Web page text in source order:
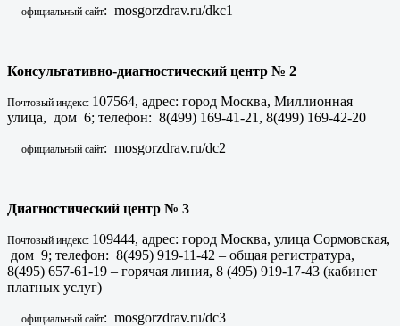
официальный сайт: mosgorzdrav.ru/dkc1
Консультативно-диагностический центр № 2
Почтовый индекс: 107564, адрес: город Москва, Миллионная
улица, дом 6; телефон: 8(499) 169-41-21, 8(499) 169-42-20
официальный сайт: mosgorzdrav.ru/dc2
Диагностический центр № 3
Почтовый индекс: 109444, адрес: город Москва, улица Сормовская,
дом 9; телефон: 8(495) 919-11-42 – общая регистратура,
8(495) 657-61-19 – горячая линия, 8 (495) 919-17-43 (кабинет
платных услуг)
официальный сайт: mosgorzdrav.ru/dc3